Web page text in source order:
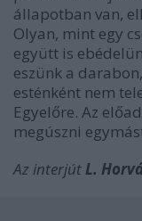
állapotban van,
Olyan, mint egy
együtt is
eszünk a
esténként nem
Egyelőre. Az
megúszni
Az interjútL.